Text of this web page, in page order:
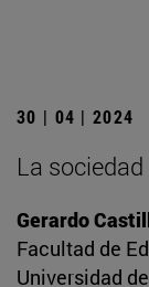
30 | 04 | 2024
La
Gerardo
Facultad de
Universidad